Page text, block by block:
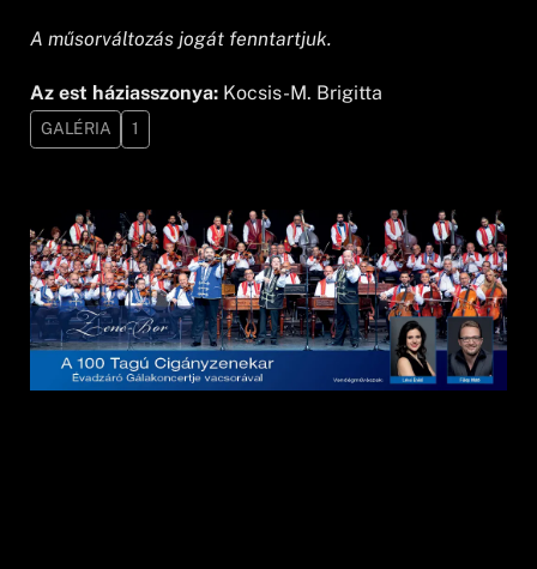
A műsorváltozás jogát fenntartjuk.
Az est háziasszonya: Kocsis-M. Brigitta
GALÉRIA 1